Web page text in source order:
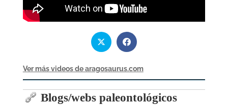
Ver más videos de aragosaurus.com
Blogs/webs paleontológicos